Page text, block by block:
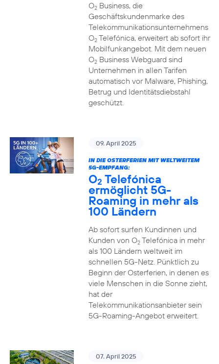
O2Business, die
Geschäftskundenmarke des
Telekommunikationsunternehmens
O2Telefónica, erweitert ab sofort ihr
Mobilfunkangebot. Mit dem neuen
O2Business Webguard sind
Unternehmen in allen Tarifen
automatisch vor Malware, Phishing,
Betrug und Identitätsdiebstahl
geschützt.
09. April 2025
IN DIE OSTERFERIEN MIT WELTWEITEM
5G-EMPFANG:
O2 Telefónica
ermöglicht 5G-
Roaming in mehr als
100 Ländern
Ab sofort surfen Kundinnen und
Kunden von O2Telefónica in mehr
als 100 Ländern weltweit im
schnellen 5G-Netz. Pünktlich zu
Beginn der Osterferien, in denen es
viele Menschen in die Sonne zieht,
hat der
Telekommunikationsanbieter sein
5G-Roaming-Angebot erweitert.
07. April 2025